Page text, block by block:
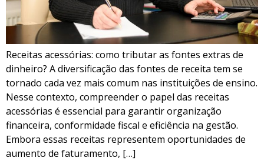
Receitas acessórias: como tributar as fontes extras de
dinheiro? A diversificação das fontes de receita tem se
tornado cada vez mais comum nas instituições de ensino.
Nesse contexto, compreender o papel das receitas
acessórias é essencial para garantir organização
financeira, conformidade fiscal e eficiência na gestão.
Embora essas receitas representem oportunidades de
aumento de faturamento, […]